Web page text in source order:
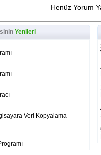
Henüz Yorum
Yenileri
Veri Kopyalama